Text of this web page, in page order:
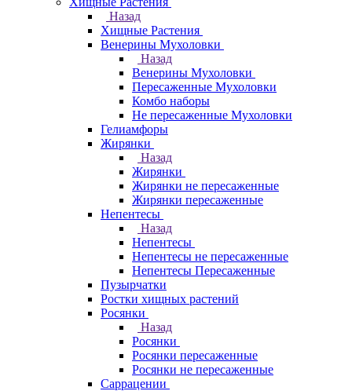
Назад
Хищные Растения
Венерины Мухоловки
Назад
Венерины Мухоловки
Пересаженные Мухоловки
Комбо наборы
Не пересаженные Мухоловки
Гелиамфоры
Жирянки
Назад
Жирянки
Жирянки не пересаженные
Жирянки пересаженные
Непентесы
Назад
Непентесы
Непентесы не пересаженные
Непентесы Пересаженные
Пузырчатки
Ростки хищных растений
Росянки
Назад
Росянки
Росянки пересаженные
Росянки не пересаженные
Саррацении